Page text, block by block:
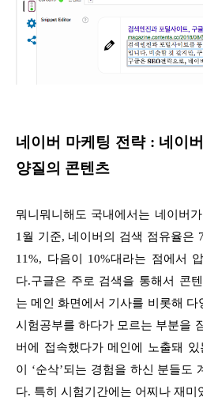
네이버 마케팅 전략 : 네이
양질의 콘텐츠
뭐니뭐니해도 국내에서는 네이버
1월 기준, 네이버의 검색 점유율은
11%, 다음이 10%대라는 점에서
다.구글은 주로 검색을 통해서 콘
는 메인 화면에서 기사를 비롯해
시험공부를 하다가 모르는 부분을
버에 접속했다가 메인에 노출돼
이 ‘순삭’되는 경험을 하신 분들도
다. 특히 시험기간에는 어찌나 재미